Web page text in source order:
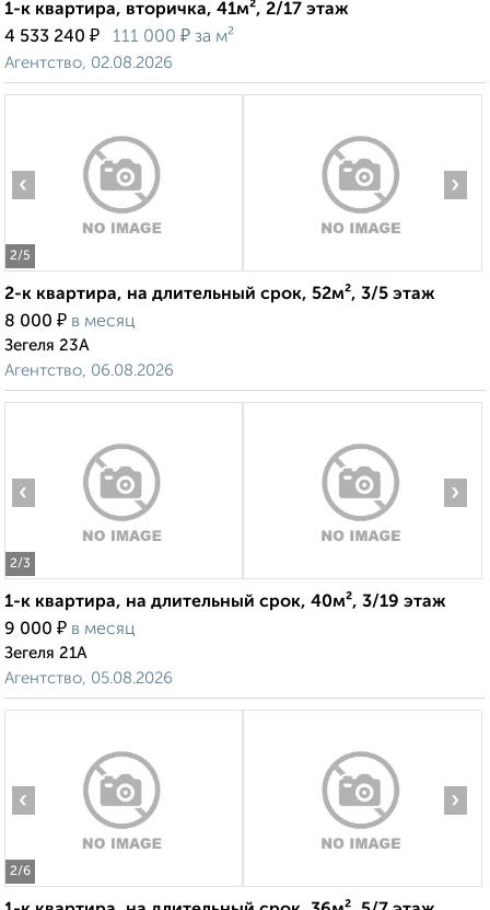
1-к квартира, вторичка, 41м², 2/17 этаж
4 533 240 ₽ 111 000 ₽ за м²
Агентство, 02.08.2026
2/5
‹ ›
2-к квартира, на длительный срок, 52м², 3/5 этаж
8 000 ₽ в месяц
Зегеля 23А
Агентство, 06.08.2026
2/3
‹ ›
1-к квартира, на длительный срок, 40м², 3/19 этаж
9 000 ₽ в месяц
Зегеля 21А
Агентство, 05.08.2026
2/6
‹ ›